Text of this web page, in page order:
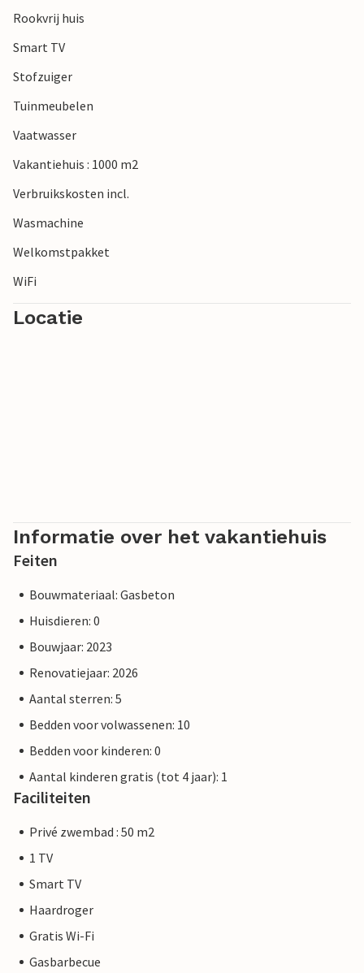
Rookvrij huis
Smart TV
Stofzuiger
Tuinmeubelen
Vaatwasser
Vakantiehuis : 1000 m2
Verbruikskosten incl.
Wasmachine
Welkomstpakket
WiFi
Locatie
Informatie over het vakantiehuis
Feiten
Bouwmateriaal: Gasbeton
Huisdieren: 0
Bouwjaar: 2023
Renovatiejaar: 2026
Aantal sterren: 5
Bedden voor volwassenen: 10
Bedden voor kinderen: 0
Aantal kinderen gratis (tot 4 jaar): 1
Faciliteiten
Privé zwembad : 50 m2
1 TV
Smart TV
Haardroger
Gratis Wi-Fi
Gasbarbecue